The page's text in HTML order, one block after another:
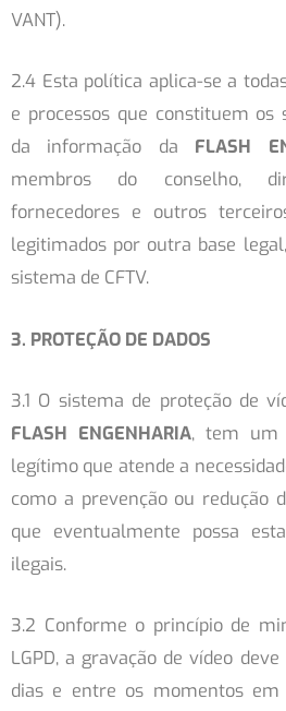
VANT).
2.4 Esta política aplica-se a
e processos que constituem os
da informação da FLASH
membros do conselho,
fornecedores e outros
legitimados por outra base
sistema de CFTV.
3. PROTEÇÃO DE DADOS
3.1 O sistema de proteção de
FLASH ENGENHARIA, tem um
legítimo que atende a
como a prevenção ou redução
que eventualmente possa
ilegais.
3.2 Conforme o princípio de
LGPD, a gravação de vídeo
dias e entre os momentos em